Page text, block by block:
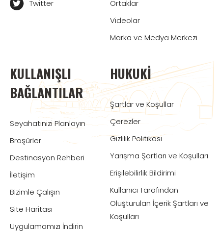
Twitter
Ortaklar
Videolar
Marka ve Medya Merkezi
KULLANIŞLI
BAĞLANTILAR
Seyahatinizi Planlayın
Broşürler
Destinasyon Rehberi
İletişim
Bizimle Çalışın
Site Haritası
Uygulamamızı İndirin
HUKUKI
Şartlar ve Koşullar
Çerezler
Gizlilik Politikası
Yarışma Şartları ve Koşulları
Erişilebilirlik Bildirimi
Kullanıcı Tarafından
Oluşturulan İçerik Şartları ve
Koşulları